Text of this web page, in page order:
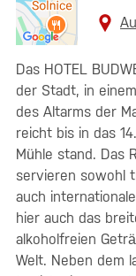
Das HOTEL
der Stadt, in
des Altarms der
reicht bis in das
Mühle stand. Das
servieren sowohl
auch
hier auch das
alkoholfreien
Welt. Neben dem